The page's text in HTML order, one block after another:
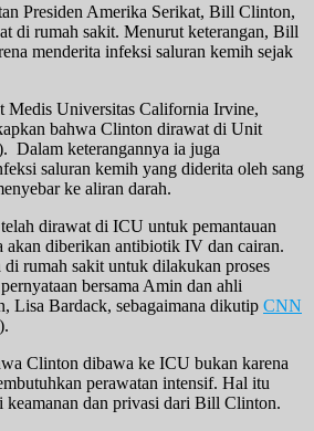
Presiden Amerika Serikat, Bill Clinton,
di rumah sakit. Menurut keterangan, Bill
menderita infeksi saluran kemih sejak
Medis Universitas California Irvine,
bahwa Clinton dirawat di Unit
Dalam keterangannya ia juga
saluran kemih yang diderita oleh sang
ke aliran darah.
dirawat di ICU untuk pemantauan
diberikan antibiotik IV dan cairan.
di rumah sakit untuk dilakukan proses
bersama Amin dan ahli
Lisa Bardack, sebagaimana dikutip CNN
Clinton dibawa ke ICU bukan karena
perawatan intensif. Hal itu
dan privasi dari Bill Clinton.